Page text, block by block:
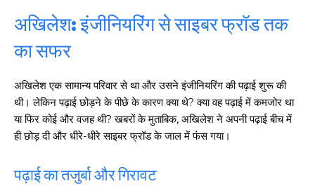
अखिलेश: इंजीनियरिंग से साइबर फ्रॉड तक
का सफर
अखिलेश एक सामान्य परिवार से था और उसने इंजीनियरिंग की पढ़ाई शुरू की
थी। लेकिन पढ़ाई छोड़ने के पीछे के कारण क्या थे? क्या वह पढ़ाई में कमजोर था
या फिर कोई और वजह थी? खबरों के मुताबिक, अखिलेश ने अपनी पढ़ाई बीच में
ही छोड़ दी और धीरे-धीरे साइबर फ्रॉड के जाल में फंस गया।
पढ़ाई का तजुर्बा और गिरावट